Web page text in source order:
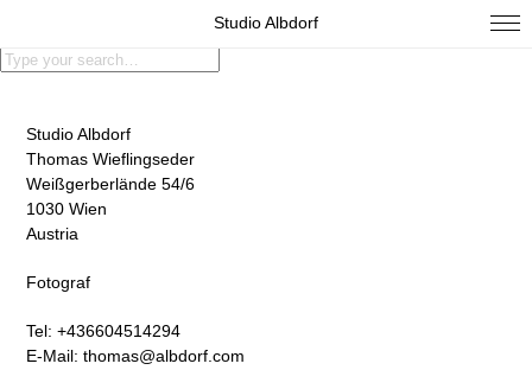
Studio Albdorf
Studio Albdorf
Thomas Wieflingseder
Weißgerberlände 54/6
1030 Wien
Austria
Fotograf
Tel: +436604514294
E-Mail: thomas@albdorf.com